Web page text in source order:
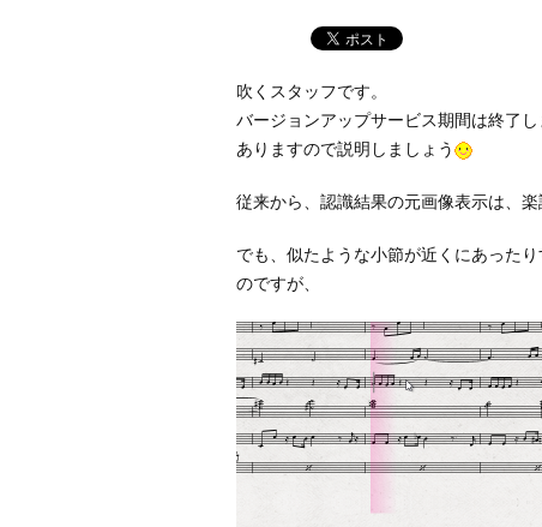
吹くスタッフです。
バージョンアップサービス期間は終了
ありますので説明しましょう
従来から、認識結果の元画像表示は、
でも、似たような小節が近くにあった
のですが、